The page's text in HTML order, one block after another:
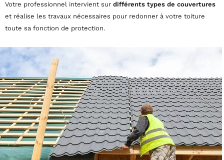
Votre professionnel intervient sur différents types de couvertures
et réalise les travaux nécessaires pour redonner à votre toiture
toute sa fonction de protection.